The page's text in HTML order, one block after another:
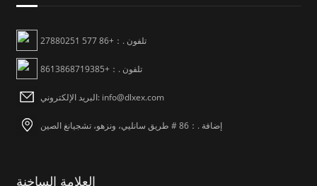
تلفون .：+86 577 27880251
تلفون .：+8613868719385
البريد الإلكتروني: info@dlxex.com
إضافة .：86 # طريق سانليي، ونزهو، تشجيانغ الصين
العلامة الساخنة